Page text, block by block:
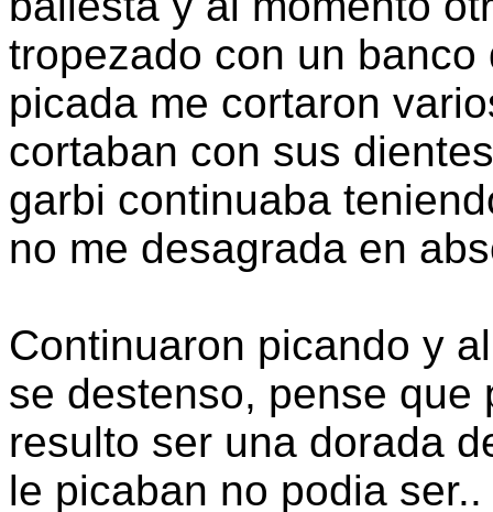
tropezado con un
picada me cortaron
cortaban con sus
garbi continuaba
no me desagrada en
Continuaron picando y
se destenso, pense que
resulto ser una dorada
le picaban no podia